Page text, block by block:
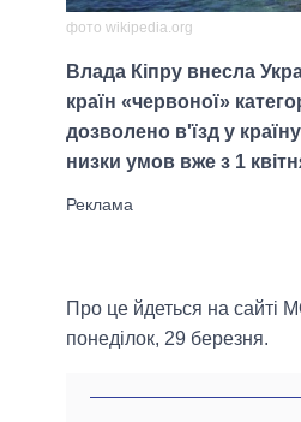
фото wikipedia.org
Влада Кіпру внесла
країн «червоної»
дозволено в'їзд у
низки умов вже з 1
Про це йдеться на сайті
понеділок, 29 березня.